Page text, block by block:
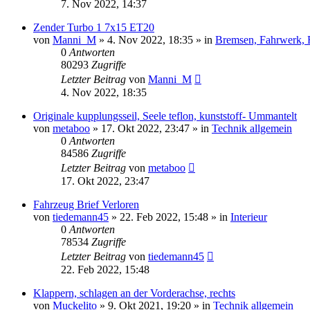
7. Nov 2022, 14:37
Zender Turbo 1 7x15 ET20
von Manni_M » 4. Nov 2022, 18:35 » in Bremsen, Fahrwerk,
0 Antworten
80293 Zugriffe
Letzter Beitrag von Manni_M
4. Nov 2022, 18:35
Originale kupplungsseil, Seele teflon, kunststoff- Ummantelt
von metaboo » 17. Okt 2022, 23:47 » in Technik allgemein
0 Antworten
84586 Zugriffe
Letzter Beitrag von metaboo
17. Okt 2022, 23:47
Fahrzeug Brief Verloren
von tiedemann45 » 22. Feb 2022, 15:48 » in Interieur
0 Antworten
78534 Zugriffe
Letzter Beitrag von tiedemann45
22. Feb 2022, 15:48
Klappern, schlagen an der Vorderachse, rechts
von Muckelito » 9. Okt 2021, 19:20 » in Technik allgemein